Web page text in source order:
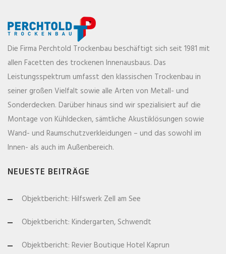
Die Firma Perchtold Trockenbau beschäftigt sich seit 1981 mit
allen Facetten des trockenen Innenausbaus. Das
Leistungsspektrum umfasst den klassischen Trockenbau in
seiner großen Vielfalt sowie alle Arten von Metall- und
Sonderdecken. Darüber hinaus sind wir spezialisiert auf die
Montage von Kühldecken, sämtliche Akustiklösungen sowie
Wand- und Raumschutzverkleidungen – und das sowohl im
Innen- als auch im Außenbereich.
NEUESTE BEITRÄGE
Objektbericht: Hilfswerk Zell am See
Objektbericht: Kindergarten, Schwendt
Objektbericht: Revier Boutique Hotel Kaprun